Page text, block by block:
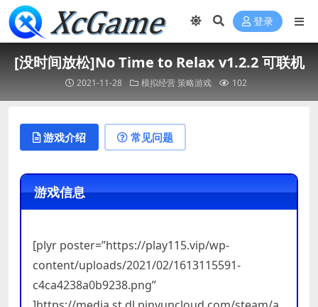
登录
[没时间放松]No Time to Relax v1.2.2 可联机
2021-11-28 模拟经营策略游戏 102
游戏介绍 常见问题
游戏信息
[plyr poster=”https://play115.vip/wp-
content/uploads/2021/02/1613115591-
c4ca4238a0b9238.png”